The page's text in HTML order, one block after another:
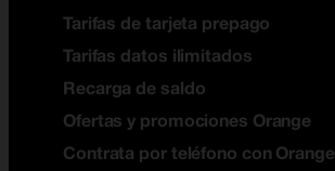
Tarifas de tarjeta prepago
Tarifas datos ilimitados
Recarga de saldo
Ofertas y promociones Orange
Contrata por teléfono con Orange